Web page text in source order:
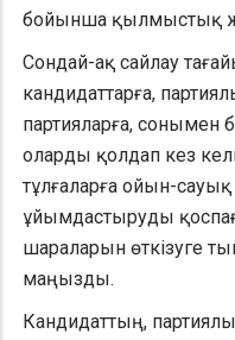
бойынша қылмыстық
Сондай-ақ сайлау
кандидаттарға,
партияларға, сонымен
оларды қолдап кез
тұлғаларға ойын-
ұйымдастыруды
шараларын өткізуге
маңызды.
Кандидаттың,